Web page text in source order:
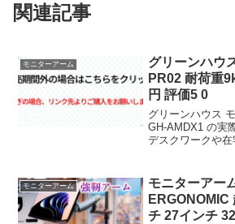
関連記事
モニターアーム
グリーンハウ
PR02 耐荷重
円 評価5 0
グリーンハウス
GH-AMDX1 の実
デスクワークや
の効率的な活用、
作業効率上...
モニターアーム
モニターアー
ERGONOMIC
チ 27インチ